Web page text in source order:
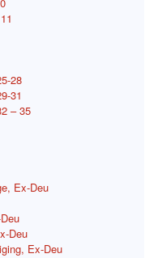
28
31
– 35
Ex-Deu
Deu
Ex-Deu